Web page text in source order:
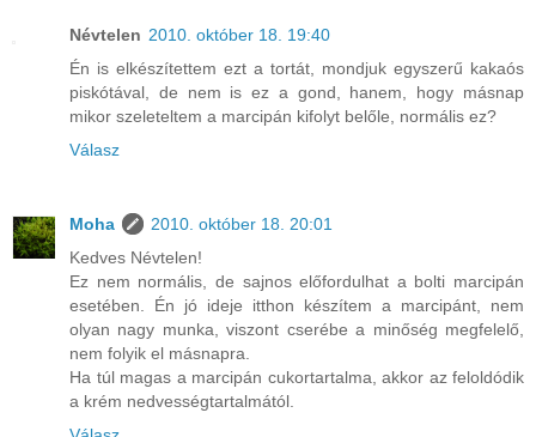
Névtelen 2010. október 18. 19:40
Én is elkészítettem ezt a tortát, mondjuk egyszerű kakaós
piskótával, de nem is ez a gond, hanem, hogy másnap
mikor szeleteltem a marcipán kifolyt belőle, normális ez?
Válasz
Moha
2010. október 18. 20:01
Kedves Névtelen!
Ez nem normális, de sajnos előfordulhat a bolti marcipán
esetében. Én jó ideje itthon készítem a marcipánt, nem
olyan nagy munka, viszont cserébe a minőség megfelelő,
nem folyik el másnapra.
Ha túl magas a marcipán cukortartalma, akkor az feloldódik
a krém nedvességtartalmától.